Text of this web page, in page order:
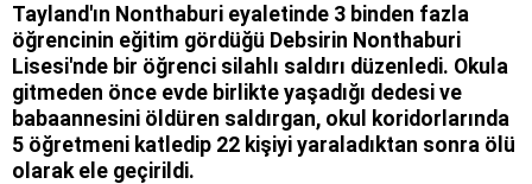
Tayland'ın Nonthaburi eyaletinde 3 binden fazla
öğrencinin eğitim gördüğü Debsirin Nonthaburi
Lisesi'nde bir öğrenci silahlı saldırı düzenledi. Okula
gitmeden önce evde birlikte yaşadığı dedesi ve
babaannesini öldüren saldırgan, okul koridorlarında
5 öğretmeni katledip 22 kişiyi yaraladıktan sonra ölü
olarak ele geçirildi.